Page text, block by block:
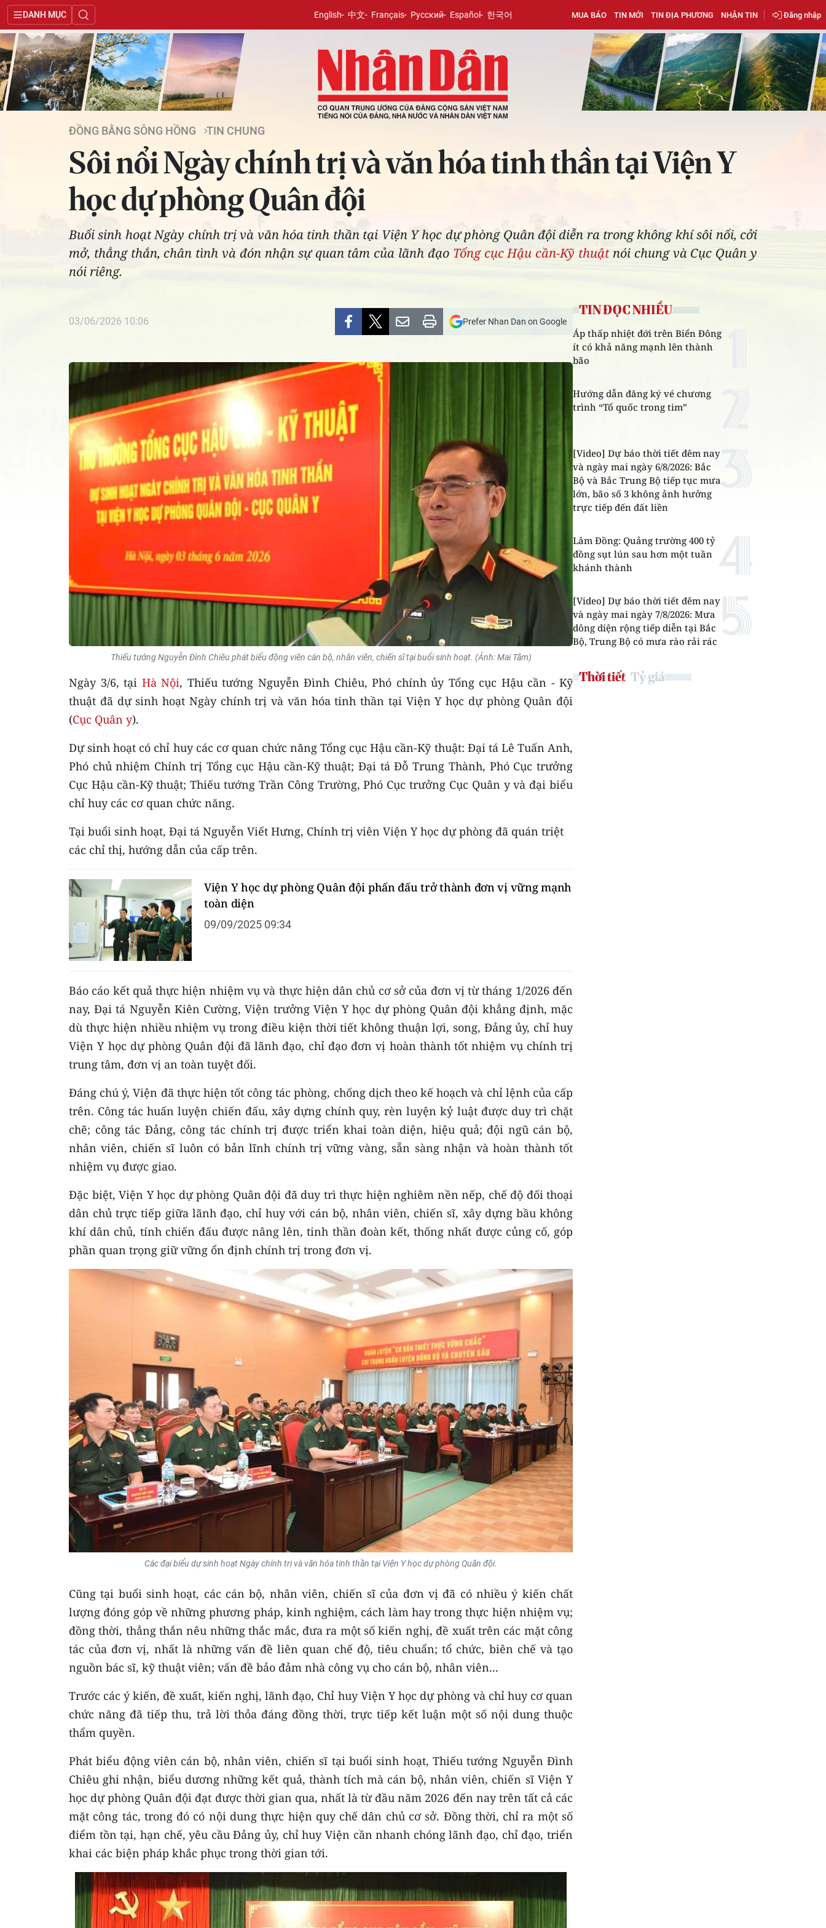
DANH MỤC English 中文 Français Русский Español 한국어 MUA BÁO TIN MỚI TIN ĐỊA PHƯƠNG NHẬN TIN Đăng nhập
ĐỒNG BẰNG SÔNG HỒNG TIN CHUNG
Sôi nổi Ngày chính trị và văn hóa tinh thần tại Viện Y
học dự phòng Quân đội
Buổi sinh hoạt Ngày chính trị và văn hóa tinh thần tại Viện Y học dự phòng Quân đội diễn ra trong không khí sôi nổi, cởi
mở, thẳng thắn, chân tình và đón nhận sự quan tâm của lãnh đạo Tổng cục Hậu cần-Kỹ thuậtnói chung và Cục Quân y
nói riêng.
03/06/2026 10:06 Prefer Nhan Dan on Google
Thiếu tướng Nguyễn Đình Chiêu phát biểu động viên cán bộ, nhân viên, chiến sĩ tại buổi sinh hoạt. (Ảnh: Mai Tâm)
Ngày 3/6, tại Hà Nội, Thiếu tướng Nguyễn Đình Chiêu, Phó chính ủy Tổng cục Hậu cần - Kỹ
thuật đã dự sinh hoạt Ngày chính trị và văn hóa tinh thần tại Viện Y học dự phòng Quân đội
(Cục Quân y).
Dự sinh hoạt có chỉ huy các cơ quan chức năng Tổng cục Hậu cần-Kỹ thuật: Đại tá Lê Tuấn Anh,
Phó chủ nhiệm Chính trị Tổng cục Hậu cần-Kỹ thuật; Đại tá Đỗ Trung Thành, Phó Cục trưởng
Cục Hậu cần-Kỹ thuật; Thiếu tướng Trần Công Trường, Phó Cục trưởng Cục Quân y và đại biểu
chỉ huy các cơ quan chức năng.
Tại buổi sinh hoạt, Đại tá Nguyễn Viết Hưng, Chính trị viên Viện Y học dự phòng đã quán triệt
các chỉ thị, hướng dẫn của cấp trên.
Viện Y học dự phòng Quân đội phấn đấu trở thành đơn vị vững mạnh
toàn diện
09/09/2025 09:34
Báo cáo kết quả thực hiện nhiệm vụ và thực hiện dân chủ cơ sở của đơn vị từ tháng 1/2026 đến
nay, Đại tá Nguyễn Kiên Cường, Viện trưởng Viện Y học dự phòng Quân đội khẳng định, mặc
dù thực hiện nhiều nhiệm vụ trong điều kiện thời tiết không thuận lợi, song, Đảng ủy, chỉ huy
Viện Y học dự phòng Quân đội đã lãnh đạo, chỉ đạo đơn vị hoàn thành tốt nhiệm vụ chính trị
trung tâm, đơn vị an toàn tuyệt đối.
Đáng chú ý, Viện đã thực hiện tốt công tác phòng, chống dịch theo kế hoạch và chỉ lệnh của cấp
trên. Công tác huấn luyện chiến đấu, xây dựng chính quy, rèn luyện kỷ luật được duy trì chặt
chẽ; công tác Đảng, công tác chính trị được triển khai toàn diện, hiệu quả; đội ngũ cán bộ,
nhân viên, chiến sĩ luôn có bản lĩnh chính trị vững vàng, sẵn sàng nhận và hoàn thành tốt
nhiệm vụ được giao.
Đặc biệt, Viện Y học dự phòng Quân đội đã duy trì thực hiện nghiêm nền nếp, chế độ đối thoại
dân chủ trực tiếp giữa lãnh đạo, chỉ huy với cán bộ, nhân viên, chiến sĩ, xây dựng bầu không
khí dân chủ, tính chiến đấu được nâng lên, tinh thần đoàn kết, thống nhất được củng cố, góp
phần quan trọng giữ vững ổn định chính trị trong đơn vị.
Các đại biểu dự sinh hoạt Ngày chính trị và văn hóa tinh thần tại Viện Y học dự phòng Quân đội.
Cũng tại buổi sinh hoạt, các cán bộ, nhân viên, chiến sĩ của đơn vị đã có nhiều ý kiến chất
lượng đóng góp về những phương pháp, kinh nghiệm, cách làm hay trong thực hiện nhiệm vụ;
đồng thời, thẳng thắn nêu những thắc mắc, đưa ra một số kiến nghị, đề xuất trên các mặt công
tác của đơn vị, nhất là những vấn đề liên quan chế độ, tiêu chuẩn; tổ chức, biên chế và tạo
nguồn bác sĩ, kỹ thuật viên; vấn đề bảo đảm nhà công vụ cho cán bộ, nhân viên...
Trước các ý kiến, đề xuất, kiến nghị, lãnh đạo, Chỉ huy Viện Y học dự phòng và chỉ huy cơ quan
chức năng đã tiếp thu, trả lời thỏa đáng đồng thời, trực tiếp kết luận một số nội dung thuộc
thẩm quyền.
Phát biểu động viên cán bộ, nhân viên, chiến sĩ tại buổi sinh hoạt, Thiếu tướng Nguyễn Đình
Chiêu ghi nhận, biểu dương những kết quả, thành tích mà cán bộ, nhân viên, chiến sĩ Viện Y
học dự phòng Quân đội đạt được thời gian qua, nhất là từ đầu năm 2026 đến nay trên tất cả các
mặt công tác, trong đó có nội dung thực hiện quy chế dân chủ cơ sở. Đồng thời, chỉ ra một số
điểm tồn tại, hạn chế, yêu cầu Đảng ủy, chỉ huy Viện cần nhanh chóng lãnh đạo, chỉ đạo, triển
khai các biện pháp khắc phục trong thời gian tới.
TIN ĐỌC NHIỀU
Áp thấp nhiệt đới trên Biển Đông
ít có khả năng mạnh lên thành
bão
Hướng dẫn đăng ký vé chương
trình “Tổ quốc trong tim”
[Video] Dự báo thời tiết đêm nay
và ngày mai ngày 6/8/2026: Bắc
Bộ và Bắc Trung Bộ tiếp tục mưa
lớn, bão số 3 không ảnh hưởng
trực tiếp đến đất liền
Lâm Đồng: Quảng trường 400 tỷ
đồng sụt lún sau hơn một tuần
khánh thành
[Video] Dự báo thời tiết đêm nay
và ngày mai ngày 7/8/2026: Mưa
dông diện rộng tiếp diễn tại Bắc
Bộ, Trung Bộ có mưa rào rải rác
Thời tiết Tỷ giá